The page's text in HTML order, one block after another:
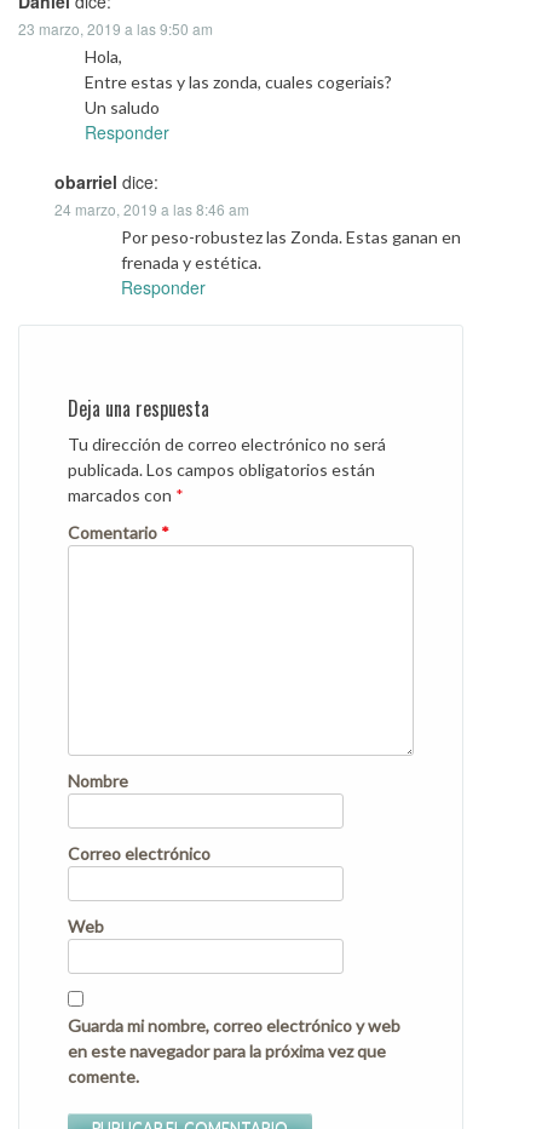
23 marzo, 2019 a las 9:50 am
Hola,
Entre estas y las zonda, cuales cogeriais?
Un saludo
Responder
obarriel dice:
24 marzo, 2019 a las 8:46 am
Por peso-robustez las Zonda. Estas ganan en
frenada y estética.
Responder
Deja una respuesta
Tu dirección de correo electrónico no será
publicada.Los campos obligatorios están
marcados con *
Comentario *
Nombre
Correo electrónico
Web
Guarda mi nombre, correo electrónico y web
en este navegador para la próxima vez que
comente.